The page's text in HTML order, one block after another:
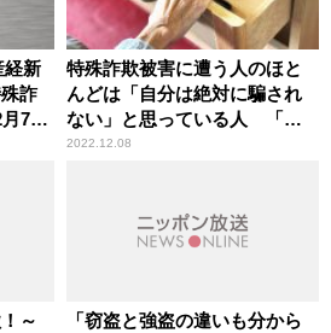
経新
詐
7日
特殊詐欺被害に遭う人のほと
んどは「自分は絶対に騙され
ない」と思っている人 「根
拠のない自信」は捨てること
2022.12.08
～
「窃盗と強盗の違いも分から